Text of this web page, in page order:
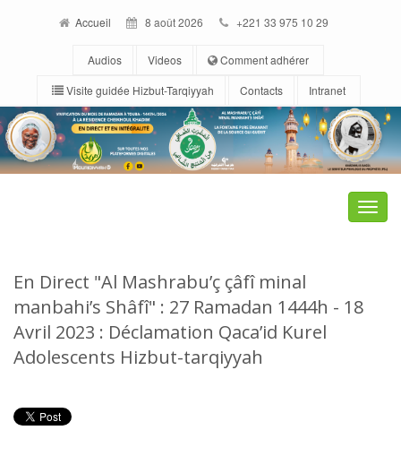
Accueil 8 août 2026 +221 33 975 10 29
Audios Videos
Comment adhérer
Visite guidée Hizbut-Tarqiyyah
Contacts Intranet
Toggle
En Direct "Al Mashrabu’ç çâfî minal
manbahi’s Shâfî" : 27 Ramadan 1444h - 18
Avril 2023 : Déclamation Qaca’id Kurel
Adolescents Hizbut-tarqiyyah